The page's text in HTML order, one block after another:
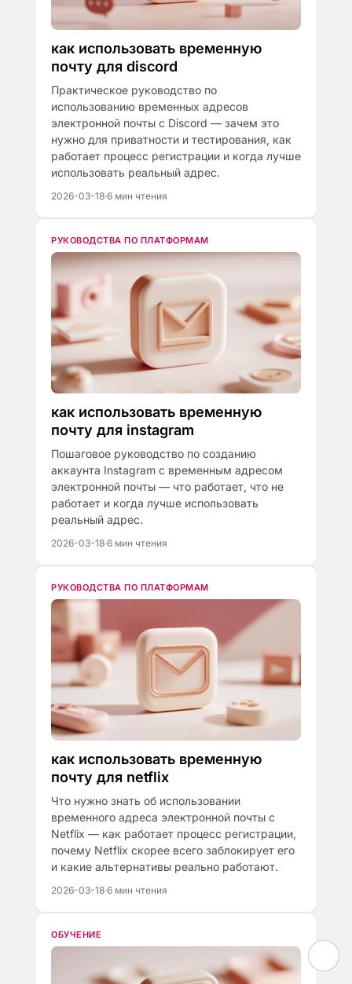
как использовать временную
почту для discord
Практическое руководство по
использованию временных адресов
электронной почты с Discord — зачем это
нужно для приватности и тестирования, как
работает процесс регистрации и когда лучше
использовать реальный адрес.
2026-03-18·6 мин чтения
РУКОВОДСТВА ПО ПЛАТФОРМАМ
как использовать временную
почту для instagram
Пошаговое руководство по созданию
аккаунта Instagram с временным адресом
электронной почты — что работает, что не
работает и когда лучше использовать
реальный адрес.
2026-03-18·6 мин чтения
РУКОВОДСТВА ПО ПЛАТФОРМАМ
как использовать временную
почту для netflix
Что нужно знать об использовании
временного адреса электронной почты с
Netflix — как работает процесс регистрации,
почему Netflix скорее всего заблокирует его
и какие альтернативы реально работают.
2026-03-18·6 мин чтения
ОБУЧЕНИЕ